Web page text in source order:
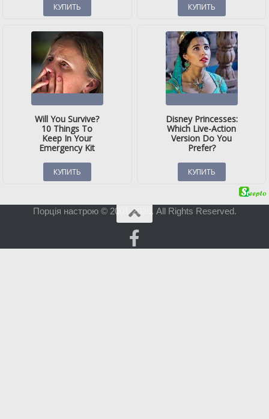
Порція настрою © 2001-2026. All Rights Reserved.